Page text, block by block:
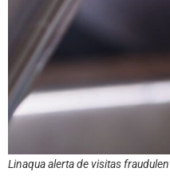
Linaqua alerta de visitas